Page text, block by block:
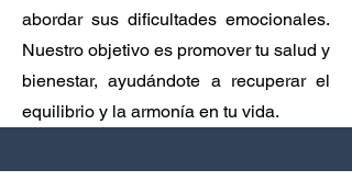
abordar sus dificultades emocionales.
Nuestro objetivo es promover tu salud y
bienestar, ayudándote a recuperar el
equilibrio y la armonía en tu vida.